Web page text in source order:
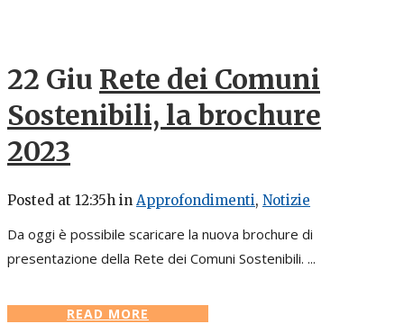
22 Giu Rete dei Comuni
Sostenibili, la brochure
2023
Posted at 12:35h in Approfondimenti, Notizie
Da oggi è possibile scaricare la nuova brochure di
presentazione della Rete dei Comuni Sostenibili. ...
READ MORE